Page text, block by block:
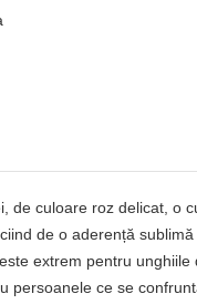
de culoare roz delicat, o
de o aderență sublimă
extrem pentru unghiile
persoanele ce se